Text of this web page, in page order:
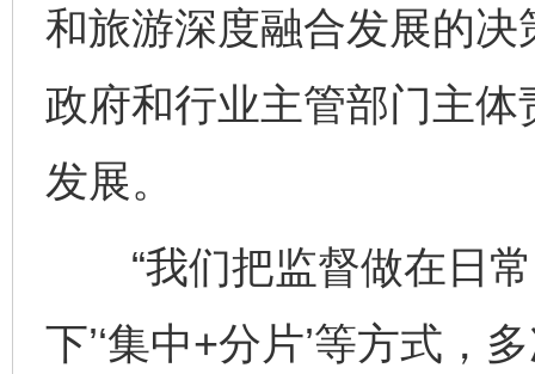
和旅游深度融合发展的
政府和行业主管部门主
发展。
“我们把监督做在日常
下’‘集中+分片’等方式，